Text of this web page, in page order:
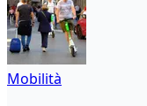
Mobilità